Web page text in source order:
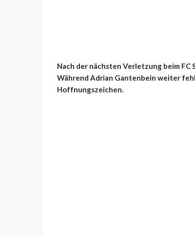
Nach der nächsten Verletzung beim FC
Während Adrian Gantenbein weiter
Hoffnungszeichen.